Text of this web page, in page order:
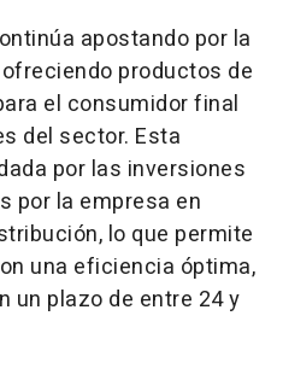
apostando por la
productos de
el consumidor final
del sector. Esta
por las inversiones
por la empresa en
lo que permite
una eficiencia óptima,
un plazo de entre 24 y